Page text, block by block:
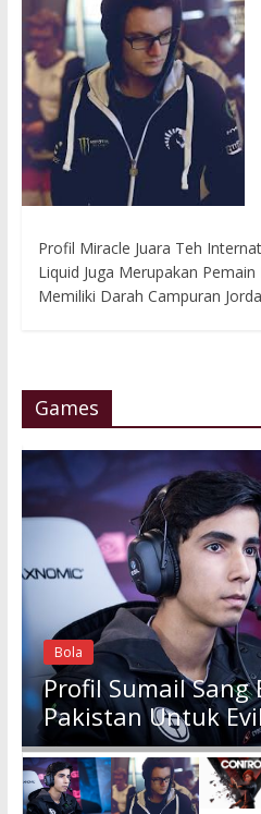
Profil Miracle Juara Teh
Liquid Juga Merupakan
Memiliki Darah Campuran
Games
Bola
Profil Sumail Sang
Pakistan Untuk